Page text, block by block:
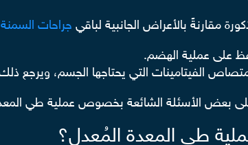
مقارنةً بالأعراض الجانبية لباقي جراحات السمنة
على عملية الهضم.
الفيتامينات التي يحتاجها الجسم، ويرجع
على بعض الأسئلة الشائعة بخصوص عملية طي
طي المعدة المُعدل؟